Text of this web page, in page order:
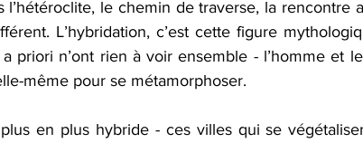
l’hétéroclite, le chemin de traverse, la rencontre
L’hybridation, c’est cette figure
priori n’ont rien à voir ensemble - l’homme et
même pour se métamorphoser.
en plus hybride - ces villes qui se